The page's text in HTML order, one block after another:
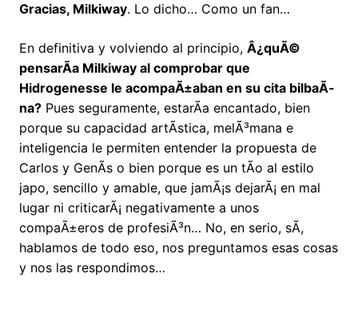
Gracias, Milkiway. Lo dicho… Como un fan…
En definitiva y volviendo al principio, Â¿quÃ©
pensarÃ­a Milkiway al comprobar que
Hidrogenesse le acompaÃ±aban en su cita bilbaÃ­
na? Pues seguramente, estarÃ­a encantado, bien
porque su capacidad artÃ­stica, melÃ³mana e
inteligencia le permiten entender la propuesta de
Carlos y GenÃ­s o bien porque es un tÃ­o al estilo
japo, sencillo y amable, que jamÃ¡s dejarÃ¡ en mal
lugar ni criticarÃ¡ negativamente a unos
compaÃ±eros de profesiÃ³n… No, en serio, sÃ­,
hablamos de todo eso, nos preguntamos esas cosas
y nos las respondimos…